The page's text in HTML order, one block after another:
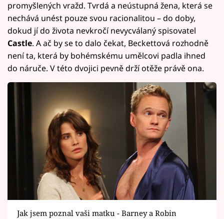
promyšlených vražd. Tvrdá a neústupná žena, která se
nechává unést pouze svou racionalitou – do doby,
dokud jí do života nevkročí nevycválaný spisovatel
Castle. A ač by se to dalo čekat, Beckettová rozhodně
není ta, která by bohémskému umělcovi padla ihned
do náruče. V této dvojici pevně drží otěže právě ona.
Jak jsem poznal vaši matku - Barney a Robin